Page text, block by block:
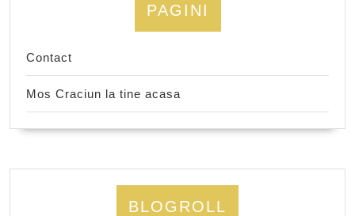
PAGINI
Contact
Mos Craciun la tine acasa
BLOGROLL